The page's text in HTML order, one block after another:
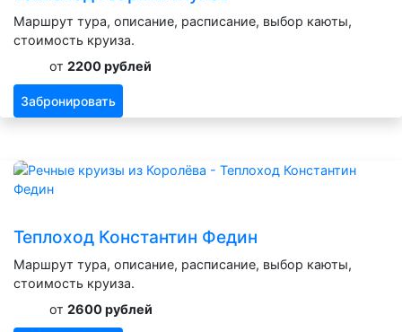
Маршрут тура, описание, расписание, выбор каюты,
стоимость круиза.
от 2200 рублей
Забронировать
Теплоход Константин Федин
Маршрут тура, описание, расписание, выбор каюты,
стоимость круиза.
от 2600 рублей